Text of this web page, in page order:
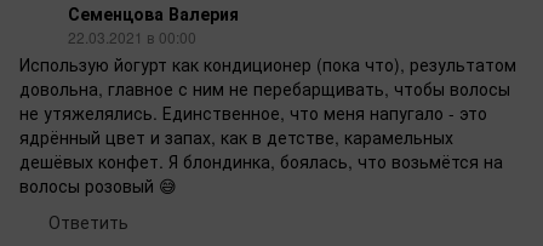
Семенцова Валерия
22.03.2021 в 00:00
Использую йогурт как кондиционер (пока что), результатом
довольна, главное с ним не перебарщивать, чтобы волосы
не утяжелялись. Единственное, что меня напугало - это
ядрённый цвет и запах, как в детстве, карамельных
дешёвых конфет. Я блондинка, боялась, что возьмётся на
волосы розовый 😅
Ответить